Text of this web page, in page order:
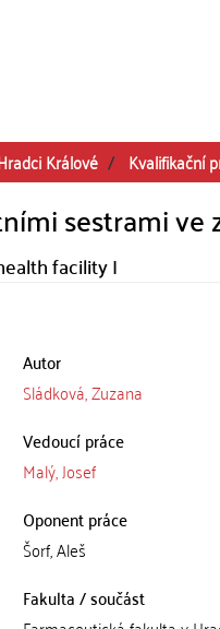
Králové Kvalifikační
sestrami
facility I
Autor
Sládková, Zuzana
Vedoucí práce
Malý, Josef
Oponent práce
Šorf, Aleš
Fakulta / součást